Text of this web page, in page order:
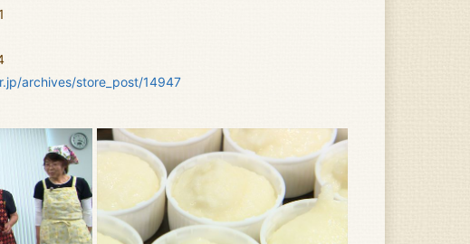
archives/store_post/14947